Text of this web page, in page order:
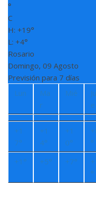
°
C
H: +19°
L: +4°
Rosario
Domingo, 09 Agosto
Previsión para 7 días
Lun
Ma
r
Mié
Ju
e
+1
7°
+1
4°
+1
0°
+
°
+1° +5° +7° +
°